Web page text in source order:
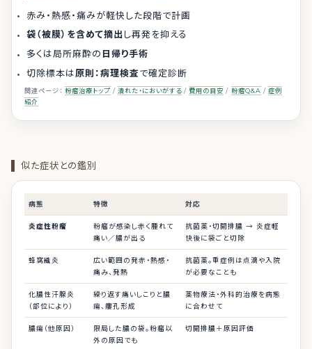
赤み・熱感・痛みが軽快した段階で計画
袋（被膜）を含めて摘出し再発を抑える
多くは局所麻酔の 日帰り手術
切除標本は原則：病理検査で確定診断
関連ページ：粉瘤治療トップ / 潰れた・においがする /費用の目安 / 粉瘤Q&A / 症例
紹介
似た症状との鑑別
病態 特徴 対応
炎症性粉瘤
粉瘤が感染し赤く腫れて
痛い／膿が出る
抗菌薬・切開排膿 → 炎症軽
快後に袋ごと切除
蜂窩織炎
広い範囲の発赤・熱感・
痛み、発熱
抗菌薬。重症例は点滴や入院
が必要なことも
化膿性汗腺炎
（部位により）
繰り返す痛いしこりと膿
瘍、瘻孔形成
薬物療法・外科的治療を病態
に合わせて
膿瘍（他原因）
限局した膿の袋。粉瘤以
外の原因でも
切開排膿＋原因評価